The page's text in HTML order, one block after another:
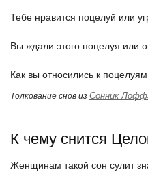
Тебе нравится поцелуй или
Вы ждали этого поцелуя или
Как вы относились к
Толкование снов изСонник
К чему снится
Женщинам такой сон сулит